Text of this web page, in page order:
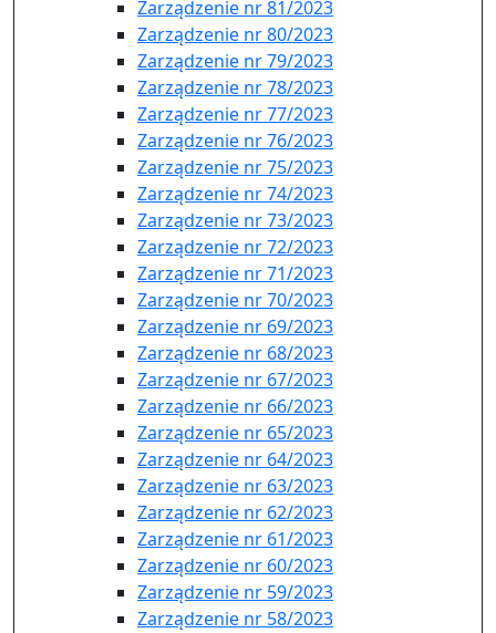
Zarządzenie nr 81/2023
Zarządzenie nr 80/2023
Zarządzenie nr 79/2023
Zarządzenie nr 78/2023
Zarządzenie nr 77/2023
Zarządzenie nr 76/2023
Zarządzenie nr 75/2023
Zarządzenie nr 74/2023
Zarządzenie nr 73/2023
Zarządzenie nr 72/2023
Zarządzenie nr 71/2023
Zarządzenie nr 70/2023
Zarządzenie nr 69/2023
Zarządzenie nr 68/2023
Zarządzenie nr 67/2023
Zarządzenie nr 66/2023
Zarządzenie nr 65/2023
Zarządzenie nr 64/2023
Zarządzenie nr 63/2023
Zarządzenie nr 62/2023
Zarządzenie nr 61/2023
Zarządzenie nr 60/2023
Zarządzenie nr 59/2023
Zarządzenie nr 58/2023